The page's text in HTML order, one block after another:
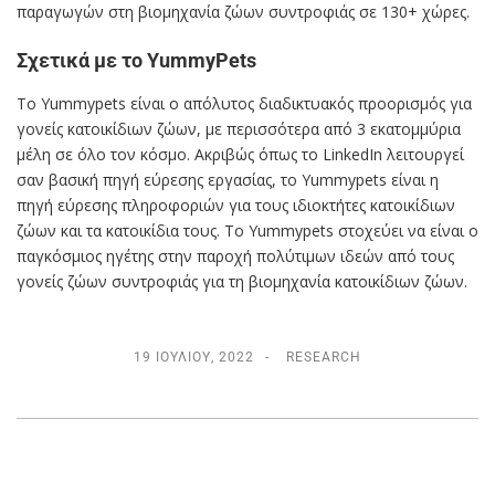
παραγωγών στη βιομηχανία ζώων συντροφιάς σε 130+ χώρες.
Σχετικά με το YummyPets
Το Yummypets είναι ο απόλυτος διαδικτυακός προορισμός για
γονείς κατοικίδιων ζώων, με περισσότερα από 3 εκατομμύρια
μέλη σε όλο τον κόσμο. Ακριβώς όπως το LinkedIn λειτουργεί
σαν βασική πηγή εύρεσης εργασίας, το Yummypets είναι η
πηγή εύρεσης πληροφοριών για τους ιδιοκτήτες κατοικίδιων
ζώων και τα κατοικίδια τους. Το Yummypets στοχεύει να είναι ο
παγκόσμιος ηγέτης στην παροχή πολύτιμων ιδεών από τους
γονείς ζώων συντροφιάς για τη βιομηχανία κατοικίδιων ζώων.
19 ΙΟΥΛΊΟΥ, 2022 RESEARCH